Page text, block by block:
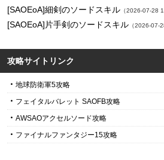
[SAOEoA]細剣のソードスキル （2026-07-28
[SAOEoA]片手剣のソードスキル （2026-07-
攻略サイトリンク
地球防衛軍5攻略
フェイタルバレット SAOFB攻略
AWSAOアクセルソード攻略
ファイナルファンタジー15攻略